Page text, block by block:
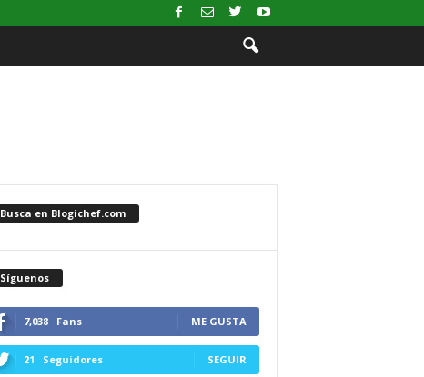
Busca en Blogichef.com
Síguenos
7,038 Fans ME GUSTA
21 Seguidores SEGUIR